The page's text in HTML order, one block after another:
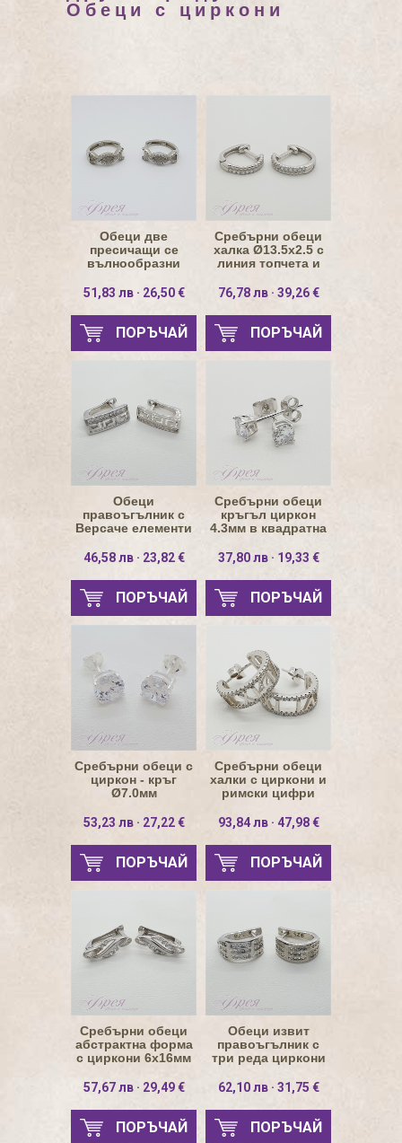
Обеци с циркони
Обеци две
пресичащи се
вълнообразни
51,83 лв · 26,50 €
ПОРЪЧАЙ
Сребърни обеци
халка Ø13.5х2.5 с
линия топчета и
76,78 лв · 39,26 €
ПОРЪЧАЙ
Обеци
правоъгълник с
Версаче елементи
46,58 лв · 23,82 €
ПОРЪЧАЙ
Сребърни обеци
кръгъл циркон
4.3мм в квадратна
37,80 лв · 19,33 €
ПОРЪЧАЙ
Сребърни обеци с
циркон - кръг
Ø7.0мм
53,23 лв · 27,22 €
ПОРЪЧАЙ
Сребърни обеци
халки с циркони и
римски цифри
93,84 лв · 47,98 €
ПОРЪЧАЙ
Сребърни обеци
абстрактна форма
с циркони 6х16мм
57,67 лв · 29,49 €
ПОРЪЧАЙ
Обеци извит
правоъгълник с
три реда циркони
62,10 лв · 31,75 €
ПОРЪЧАЙ